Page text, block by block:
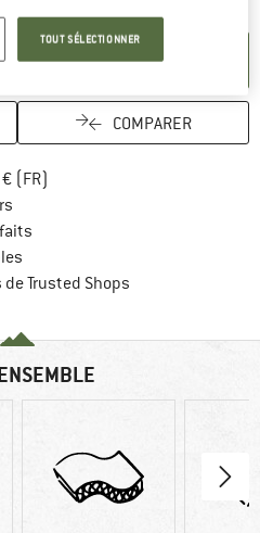
AU PANIER
COMPARER
(FR)
Trusted Shops
TOUT SÉLECTIONNER